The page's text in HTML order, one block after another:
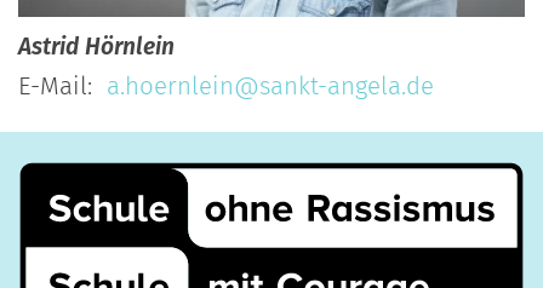
AstridHörnlein
E-Mail: a.hoernlein@sankt-angela.de